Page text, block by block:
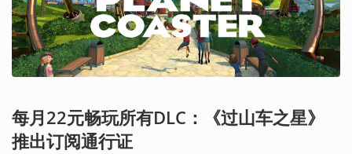
每月22元畅玩所有DLC：《过山车之星》
推出订阅通行证